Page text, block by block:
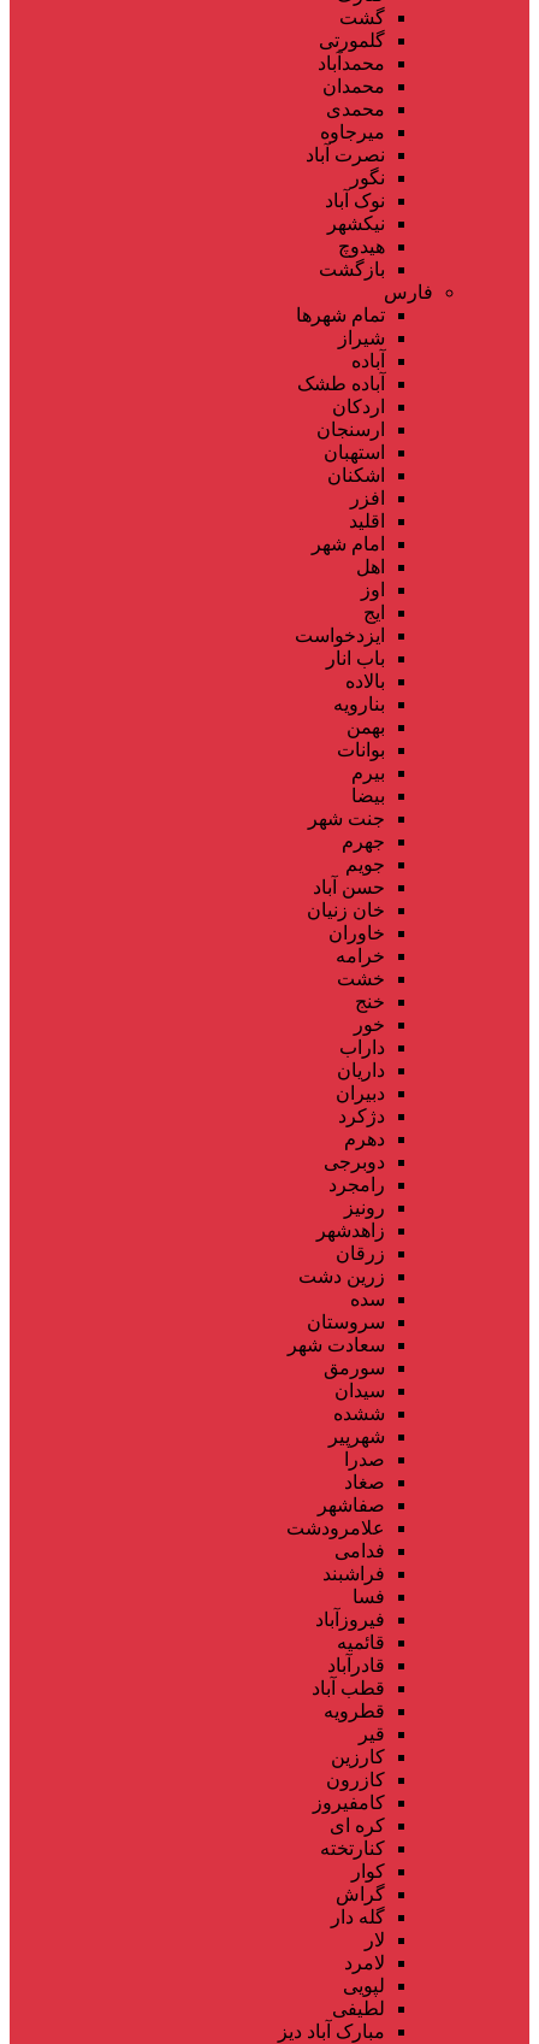
گشت
گلمورتی
محمدآباد
محمدان
محمدی
میرجاوه
نصرت آباد
نگور
نوک آباد
نیکشهر
هیدوچ
بازگشت
فارس
تمام شهر‌ها
شیراز
آباده
آباده طشک
اردکان
ارسنجان
استهبان
اشکنان
افزر
اقلید
امام شهر
اهل
اوز
ایج
ایزدخواست
باب انار
بالاده
بنارویه
بهمن
بوانات
بیرم
بیضا
جنت شهر
جهرم
جویم
حسن آباد
خان زنیان
خاوران
خرامه
خشت
خنج
خور
داراب
داریان
دبیران
دژکرد
دهرم
دوبرجی
رامجرد
رونیز
زاهدشهر
زرقان
زرین دشت
سده
سروستان
سعادت شهر
سورمق
سیدان
ششده
شهرپیر
صدرا
صغاد
صفاشهر
علامرودشت
فدامی
فراشبند
فسا
فیروزآباد
قائمیه
قادرآباد
قطب آباد
قطرویه
قیر
کارزین
کازرون
کامفیروز
کره ای
کنارتخته
کوار
گراش
گله دار
لار
لامرد
لپویی
لطیفی
مبارک آباد دیز